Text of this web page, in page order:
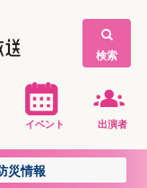
検索
イベント 出演者
災情報